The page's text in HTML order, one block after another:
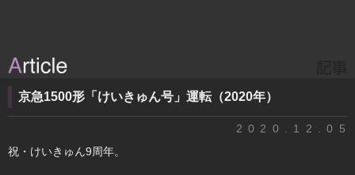
京急1500形「けいきゅん号」運転（2020年）
2020.12.05
祝・けいきゅん9周年。